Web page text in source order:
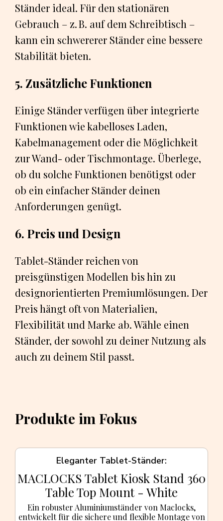
Ständer ideal. Für den stationären
Gebrauch – z. B. auf dem Schreibtisch –
kann ein schwererer Ständer eine bessere
Stabilität bieten.
5. Zusätzliche Funktionen
Einige Ständer verfügen über integrierte
Funktionen wie kabelloses Laden,
Kabelmanagement oder die Möglichkeit
zur Wand- oder Tischmontage. Überlege,
ob du solche Funktionen benötigst oder
ob ein einfacher Ständer deinen
Anforderungen genügt.
6. Preis und Design
Tablet-Ständer reichen von
preisgünstigen Modellen bis hin zu
designorientierten Premiumlösungen. Der
Preis hängt oft von Materialien,
Flexibilität und Marke ab. Wähle einen
Ständer, der sowohl zu deiner Nutzung als
auch zu deinem Stil passt.
Produkte im Fokus
Eleganter Tablet-Ständer
MACLOCKS Tablet Kiosk Stand 360
Table Top Mount - White
Ein robuster Aluminiumständer von Maclocks,
entwickelt für die sichere und flexible Montage von